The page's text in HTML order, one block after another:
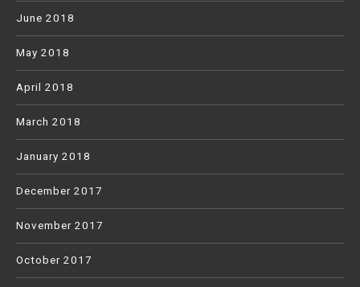
June 2018
May 2018
April 2018
March 2018
January 2018
December 2017
November 2017
October 2017